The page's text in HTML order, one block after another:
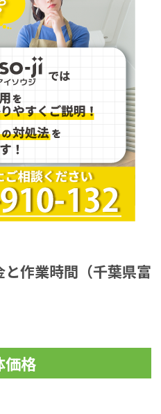
作業時間（千葉県富
価格